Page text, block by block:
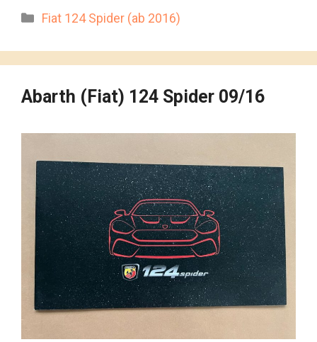
Kategorien
Fiat 124 Spider (ab 2016)
Abarth (Fiat) 124 Spider 09/16